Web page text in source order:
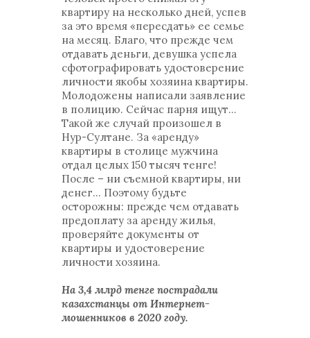
квартиру на несколько дней, успев
за это время «пересдать» ее семье
на месяц. Благо, что прежде чем
отдавать деньги, девушка успела
сфотографировать удостоверение
личности якобы хозяина квартиры.
Молодожены написали заявление
в полицию. Сейчас парня ищут…
Такой же случай произошел в
Нур-Султане. За «аренду»
квартиры в столице мужчина
отдал целых 150 тысяч тенге!
После – ни съемной квартиры, ни
денег… Поэтому будьте
осторожны: прежде чем отдавать
предоплату за аренду жилья,
проверяйте документы от
квартиры и удостоверение
личности хозяина.
На 3,4 млрд тенге пострадали
казахстанцы от Интернет-
мошенников в 2020 году.